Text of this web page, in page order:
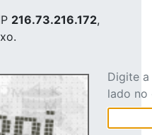
216.73.216.172,
Digite
lado no